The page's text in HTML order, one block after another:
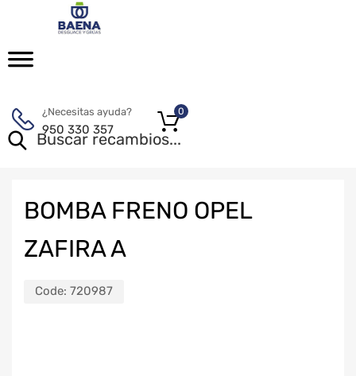
¿Necesitas ayuda?
950 330 357
0
BOMBA FRENO OPEL
ZAFIRA A
Code: 720987